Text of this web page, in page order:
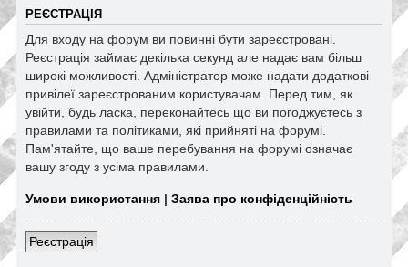
РЕЄСТРАЦІЯ
Для входу на форум ви повинні бути зареєстровані.
Реєстрація займає декілька секунд але надає вам більш
широкі можливості. Адміністратор може надати додаткові
привілеї зареєстрованим користувачам. Перед тим, як
увійти, будь ласка, переконайтесь що ви погоджуєтесь з
правилами та політиками, які прийняті на форумі.
Пам'ятайте, що ваше перебування на форумі означає
вашу згоду з усіма правилами.
Умови використання | Заява про конфіденційність
Реєстрація